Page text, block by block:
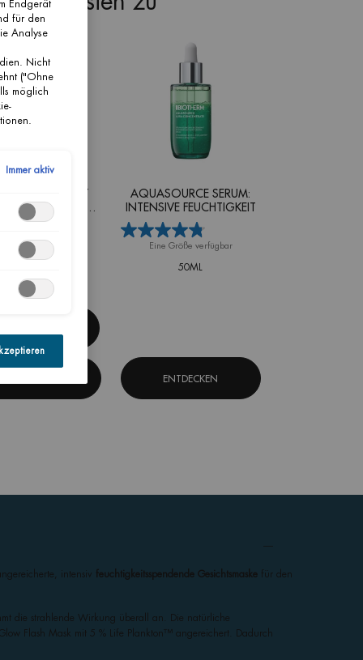
NIGHT
Größe verfügbar
AQUASOURCE SERUM:
INTENSIVE FEUCHTIGKEIT
Eine Größe verfügbar
50ML
ENTDECKEN
intensiv feuchtigkeitsspendende Gesichtsmaske für den
die strahlende Wirkung überall an. Die natürliche
Flash Mask mit 5 % Life Plankton™ angereichert. Dadurch
Endgerät
für den
Analyse
Nicht
("Ohne
möglich
Immer aktiv